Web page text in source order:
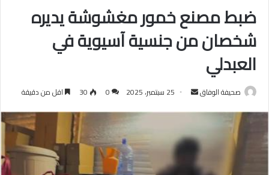
ضبط مصنع خمور مغشوشة يديره
شخصان من جنسية آسيوية في
العبدلي
صحيفة الوفاق
أرسل 25 سبتمبر، 2025 0
30 اقل من دقيقة